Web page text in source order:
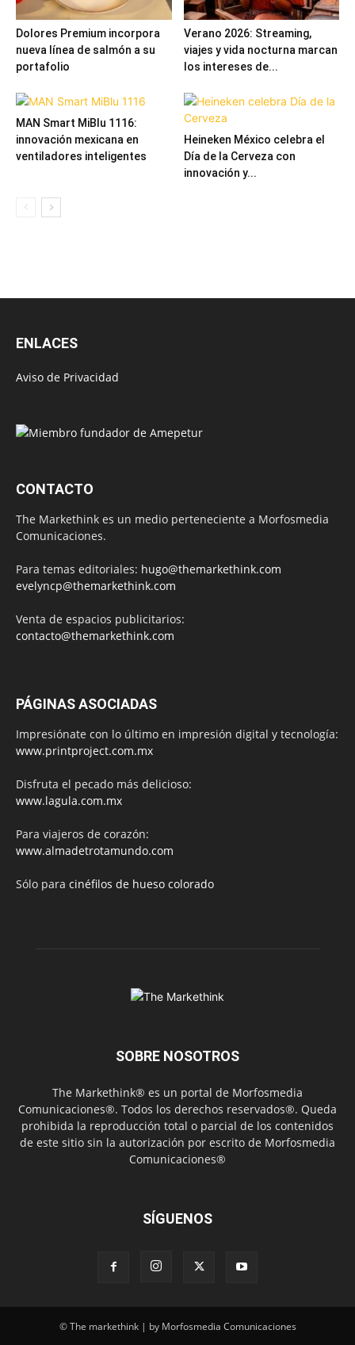
Dolores Premium incorpora
nueva línea de salmón a su
portafolio
Verano 2026: Streaming,
viajes y vida nocturna marcan
los intereses de...
MAN Smart MiBlu 1116:
innovación mexicana en
ventiladores inteligentes
Heineken México celebra el
Día de la Cerveza con
innovación y...
ENLACES
Aviso de Privacidad
CONTACTO
The Markethink es un medio perteneciente a Morfosmedia
Comunicaciones.
Para temas editoriales: hugo@themarkethink.com
evelyncp@themarkethink.com
Venta de espacios publicitarios:
contacto@themarkethink.com
PÁGINAS ASOCIADAS
Impresiónate con lo último en impresión digital y tecnología:
www.printproject.com.mx
Disfruta el pecado más delicioso:
www.lagula.com.mx
Para viajeros de corazón:
www.almadetrotamundo.com
Sólo para cinéfilos de hueso colorado
SOBRE NOSOTROS
The Markethink® es un portal de Morfosmedia
Comunicaciones®. Todos los derechos reservados®. Queda
prohibida la reproducción total o parcial de los contenidos
de este sitio sin la autorización por escrito de Morfosmedia
Comunicaciones®
SÍGUENOS
© The markethink | by Morfosmedia Comunicaciones